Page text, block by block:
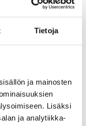
Tietoja
ja mainosten
Lisäksi
ja analytiikka-
luomumarkkinassa
negatiivisesta
7 % erityisesti
ovat kärsineet
ovat monissa
tärkeitä luomun
luomukauppojen